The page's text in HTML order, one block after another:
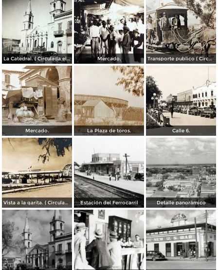
La Catedral. ( Circulada el 6 de Noviembre de 1944 ). Mercado. Transporte publico ( Circulada el 20 de Febrero de 1921 ).
Mercado. La Plaza de toros. Calle 6.
Vista a la garita. ( Circulada el 9 de Julio de 1956 ). Estación del Ferrocarril Detalle panorámico